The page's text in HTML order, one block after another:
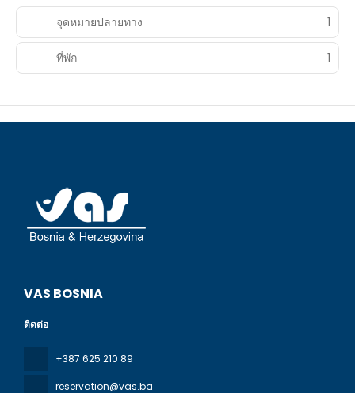
You can enjoy a meal at the restaurant serving the
guests of Sea Coast Resort Halkidiki , or stop in at the
snack bar/deli. Mingle with other guests at the
complimentary reception, held daily. Relax with a
refreshing drink from the beach bar or one of the 2
จุดหมายปลายทาง
1
ที่พัก 1
VAS BOSNIA
ติดต่อ
+387 625 210 89
reservation@vas.ba